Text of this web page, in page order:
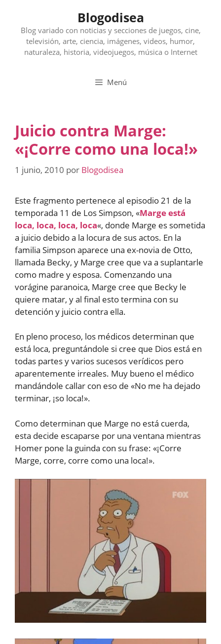
contenido
Blogodisea
Blog variado con noticias y secciones de juegos, cine,
televisión, arte, ciencia, imágenes, videos, humor,
naturaleza, historia, videojuegos, música o Internet
Menú
Juicio contra Marge:
«¡Corre como una loca!»
1 junio, 2010 por Blogodisea
Este fragmento pertenece al episodio 21 de la
temporada 11 de Los Simpson, «Marge está
loca, loca, loca, loca«, donde Marge es sometida
a juicio debido a la locura de sus actos. En la
familia Simpson aparece una ex-novia de Otto,
llamada Becky, y Marge cree que va a suplantarle
como madre y esposa. Comenzando una
vorágine paranoica, Marge cree que Becky le
quiere matar, y al final esto termina con su
detención y juicio contra ella.
En pleno proceso, los médicos determinan que
está loca, preguntándole si cree que Dios está en
todas partes y varios sucesos verídicos pero
aparentemente irreales. Muy bueno el médico
mandándole callar con eso de «No me ha dejado
terminar, ¡so loca!».
Como determinan que Marge no está cuerda,
esta decide escaparse por una ventana mientras
Homer pone la guinda con su frase: «¡Corre
Marge, corre, corre como una loca!».